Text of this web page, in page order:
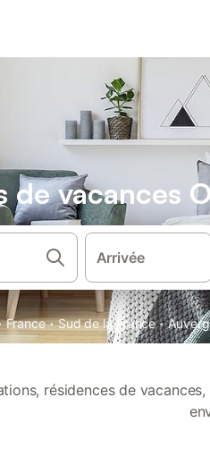
de vacances
Arrivée
France · Sud de la France ·
résidences de